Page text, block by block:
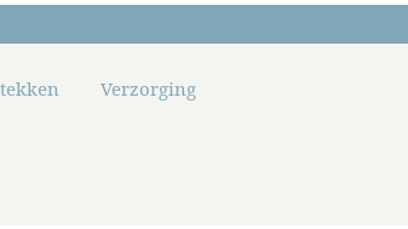
Verzorging